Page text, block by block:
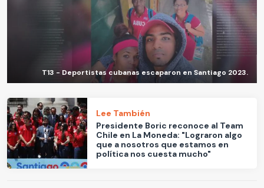
T13 - Deportistas cubanas escaparon en Santiago 2023.
Lee También
Presidente Boric reconoce al Team
Chile en La Moneda: "Lograron algo
que a nosotros que estamos en
política nos cuesta mucho"